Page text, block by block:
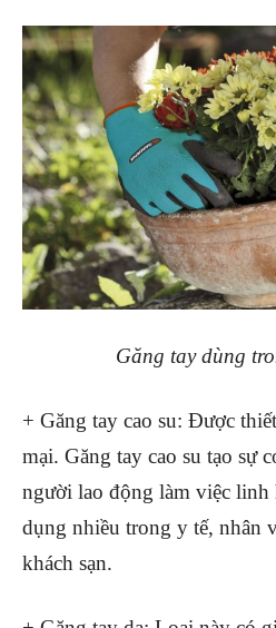
Găng tay dùng
+ Găng tay cao su: Được
mại. Găng tay cao su tạo sự
người lao động làm việc linh
dụng nhiều trong y tế, nhân
khách sạn.